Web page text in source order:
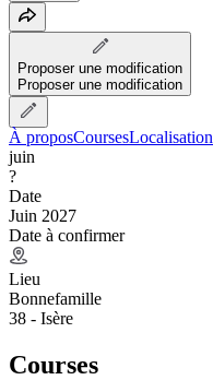
Proposer une modification
Proposer une modification
À proposCoursesLocalisation
juin
?
Date
Juin 2027
Date à confirmer
Lieu
Bonnefamille
38 - Isère
Courses